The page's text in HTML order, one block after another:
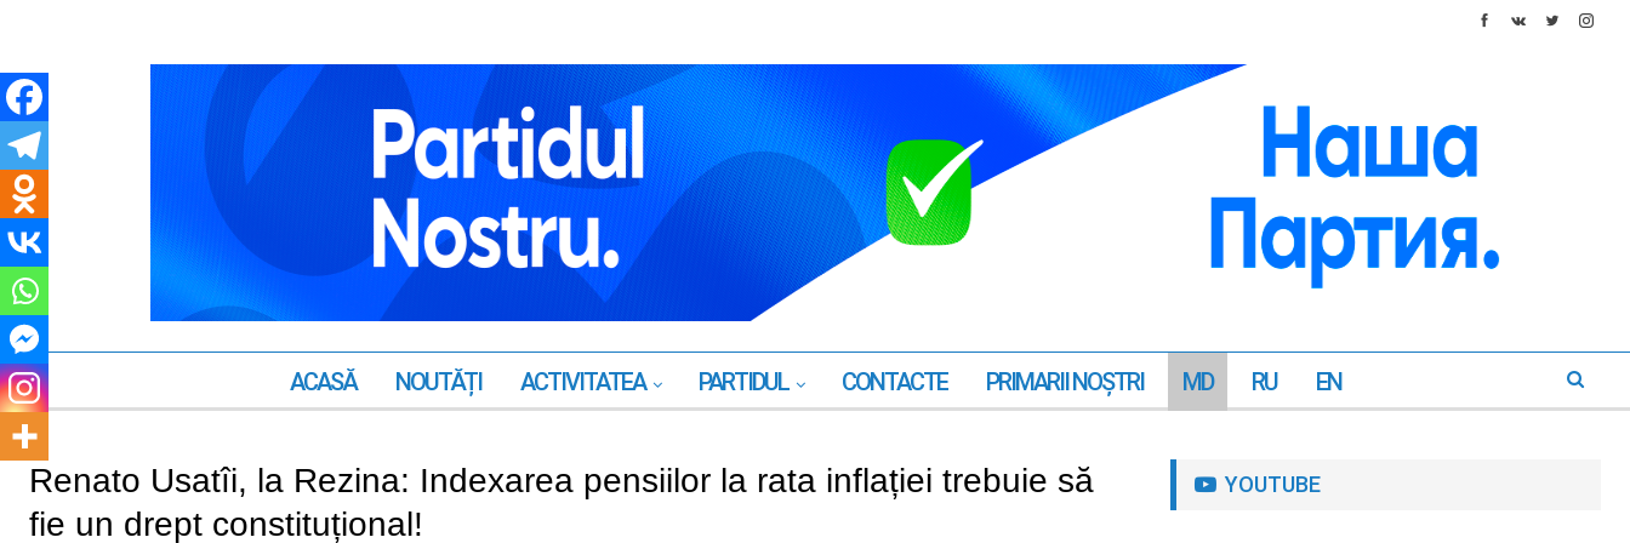
ACASĂ NOUTĂȚI ACTIVITATEA PARTIDUL CONTACTE PRIMARII NOŞTRI MD RU EN
Renato Usatîi, la Rezina: Indexarea pensiilor la rata inflației trebuie să
fie un drept constituțional!
YOUTUBE